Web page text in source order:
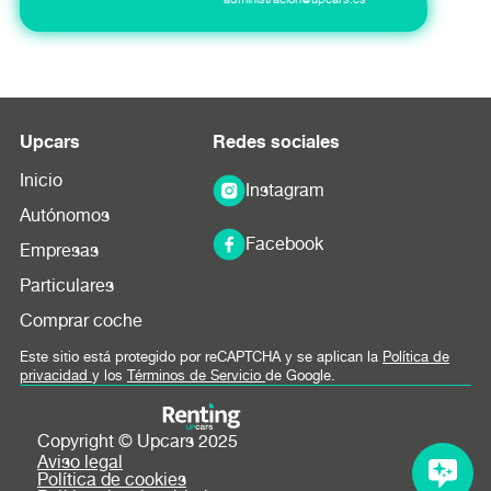
Upcars
Inicio
Autónomos
Empresas
Particulares
Comprar coche
Redes sociales
Instagram
Facebook
Este sitio está protegido por reCAPTCHA y se aplican la Política de
privacidad y los Términos de Servicio de Google.
Copyright © Upcars 2025
Aviso legal
Política de cookies